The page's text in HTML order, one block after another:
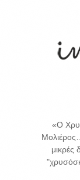
«Ο
μικρές